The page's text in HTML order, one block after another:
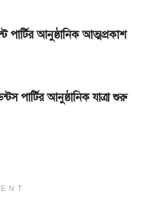
পার্টির আনুষ্ঠানিক আত্মপ্রকাশ
পার্টির আনুষ্ঠানিক যাত্রা শুরু